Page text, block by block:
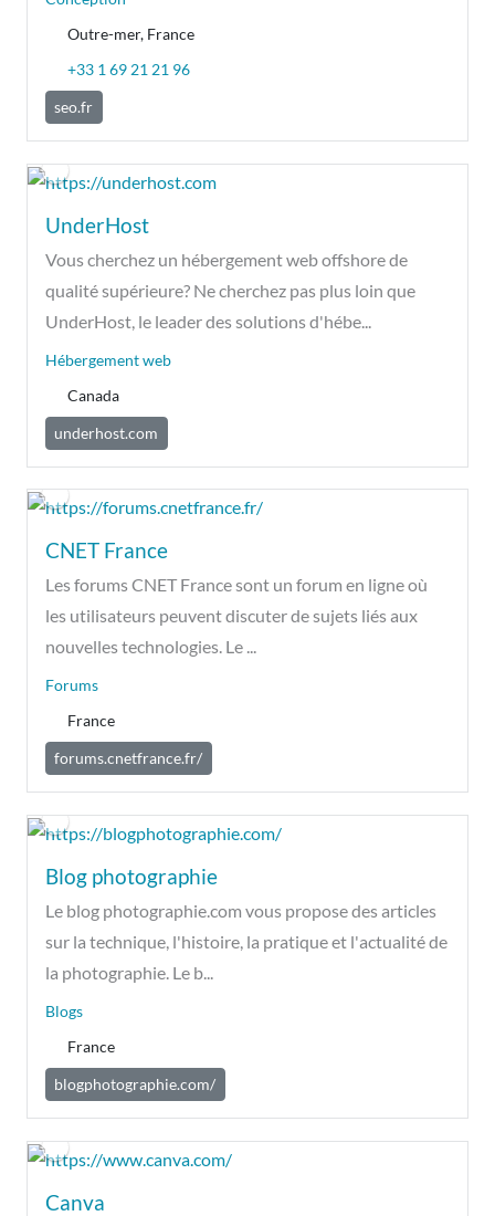
Outre-mer, France
+33 1 69 21 21 96
seo.fr
UnderHost
Vous cherchez un hébergement web offshore de
qualité supérieure? Ne cherchez pas plus loin que
UnderHost, le leader des solutions d'hébe...
Hébergement web
Canada
underhost.com
CNET France
Les forums CNET France sont un forum en ligne où
les utilisateurs peuvent discuter de sujets liés aux
nouvelles technologies. Le ...
Forums
France
forums.cnetfrance.fr/
Blog photographie
Le blog photographie.com vous propose des articles
sur la technique, l'histoire, la pratique et l'actualité de
la photographie. Le b...
Blogs
France
blogphotographie.com/
Canva